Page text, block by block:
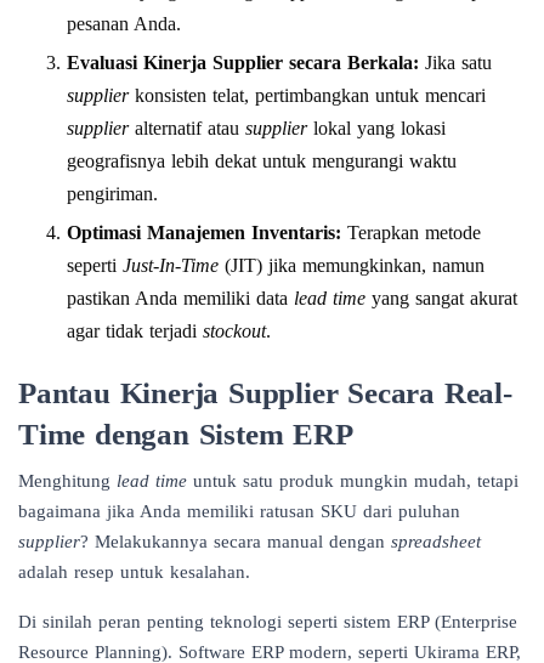
pesanan Anda.
Evaluasi Kinerja Supplier secara Berkala: Jika satu
supplierkonsisten telat, pertimbangkan untuk mencari
supplieralternatif atau supplierlokal yang lokasi
geografisnya lebih dekat untuk mengurangi waktu
pengiriman.
Optimasi Manajemen Inventaris: Terapkan metode
seperti Just-In-Time (JIT) jika memungkinkan, namun
pastikan Anda memiliki data lead time yang sangat akurat
agar tidak terjadi stockout.
Pantau Kinerja Supplier Secara Real-
Time dengan Sistem ERP
Menghitung lead time untuk satu produk mungkin mudah, tetapi
bagaimana jika Anda memiliki ratusan SKU dari puluhan
supplier? Melakukannya secara manual dengan spreadsheet
adalah resep untuk kesalahan.
Di sinilah peran penting teknologi seperti sistem ERP (Enterprise
Resource Planning). Software ERP modern, seperti Ukirama ERP,